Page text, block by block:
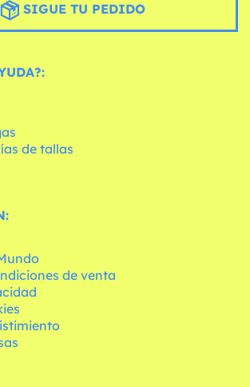
SIGUE TU PEDIDO
de tallas
de venta